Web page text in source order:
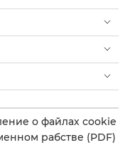
о файлах cookie
рабстве (PDF)